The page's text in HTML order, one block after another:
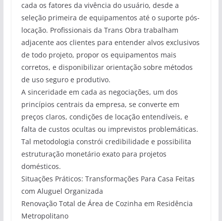
cada os fatores da vivência do usuário, desde a
seleção primeira de equipamentos até o suporte pós-
locação. Profissionais da Trans Obra trabalham
adjacente aos clientes para entender alvos exclusivos
de todo projeto, propor os equipamentos mais
corretos, e disponibilizar orientação sobre métodos
de uso seguro e produtivo.
A sinceridade em cada as negociações, um dos
princípios centrais da empresa, se converte em
preços claros, condições de locação entendíveis, e
falta de custos ocultas ou imprevistos problemáticas.
Tal metodologia constrói credibilidade e possibilita
estruturação monetário exato para projetos
domésticos.
Situações Práticos: Transformações Para Casa Feitas
com Aluguel Organizada
Renovação Total de Área de Cozinha em Residência
Metropolitano